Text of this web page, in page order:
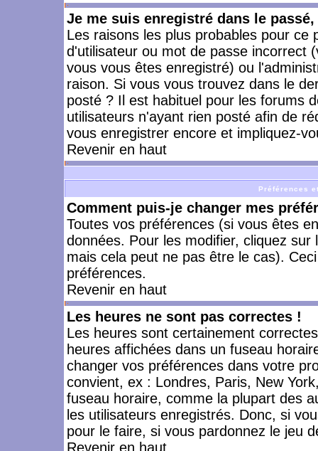
Je me suis enregistré dans le
Les raisons les plus probables pour
d'utilisateur ou mot de passe incorrect
vous vous êtes enregistré) ou
raison. Si vous vous trouvez dans le
posté ? Il est habituel pour les forums
utilisateurs n'ayant rien posté afin de
vous enregistrer encore et impliquez-
Revenir en haut
Préférences
Comment puis-je changer mes
Toutes vos préférences (si vous êtes
données. Pour les modifier, cliquez sur
mais cela peut ne pas être le cas).
préférences.
Revenir en haut
Les heures ne sont pas correctes !
Les heures sont certainement
heures affichées dans un fuseau
changer vos préférences dans votre
convient, ex : Londres, Paris, New
fuseau horaire, comme la plupart des
les utilisateurs enregistrés. Donc, si
pour le faire, si vous pardonnez le jeu
Revenir en haut